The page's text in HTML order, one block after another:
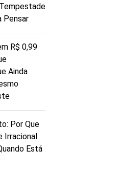
Pensar
R$ 0,99
Ainda
Por Que
Irracional
Está